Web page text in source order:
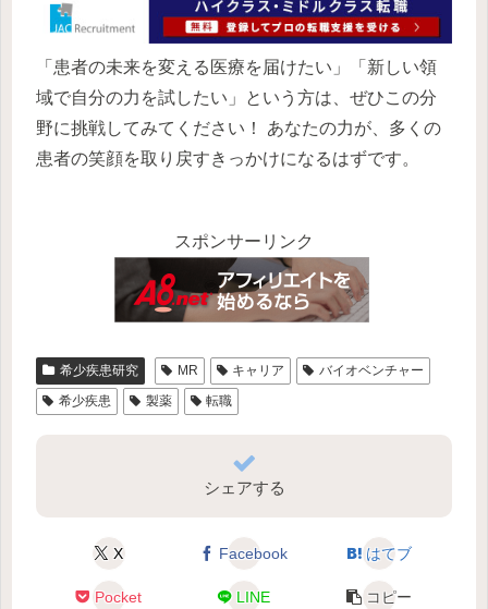
「患者の未来を変える医療を届けたい」「新しい領
域で自分の力を試したい」という方は、ぜひこの分
野に挑戦してみてください！ あなたの力が、多くの
患者の笑顔を取り戻すきっかけになるはずです。
スポンサーリンク
希少疾患研究 MR キャリア
バイオベンチャー
希少疾患
製薬 転職
シェアする
X Facebook はてブ
Pocket LINE コピー